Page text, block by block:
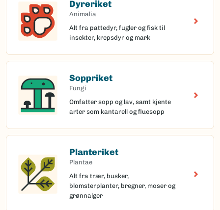
Dyreriket
Animalia
Alt fra pattedyr, fugler og fisk til
insekter, krepsdyr og mark
Soppriket
Fungi
Omfatter sopp og lav, samt kjente
arter som kantarell og fluesopp
Planteriket
Plantae
Alt fra trær, busker,
blomsterplanter, bregner, moser og
grønnalger